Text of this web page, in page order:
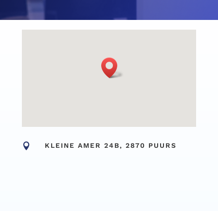
 KLEINE AMER 24B, 2870 PUURS